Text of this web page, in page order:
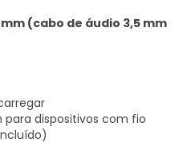
(cabo de áudio 3,5 mm
dispositivos com fio